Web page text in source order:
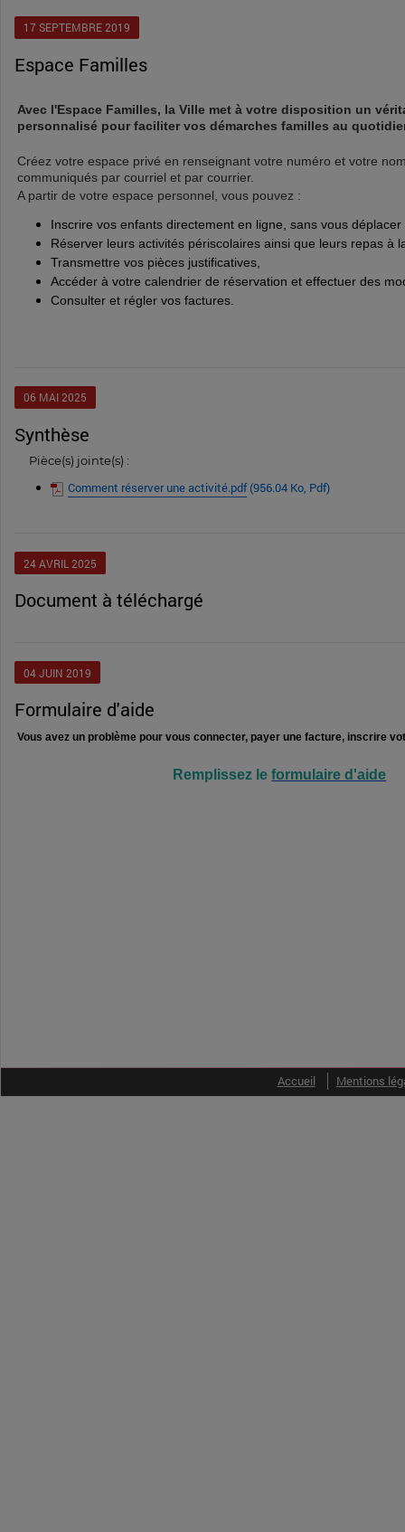
17SEPTEMBRE2019
Espace Familles
Avec l'Espace Familles, la Ville met à votre disposition un
personnalisé pour faciliter vos démarches familles au
Créez votre espace privé en renseignant votre numéro et votre
communiqués par courriel et par courrier.
A partir de votre espace personnel, vous pouvez :
Inscrire vos enfants directement en ligne, sans vous
Réserver leurs activités périscolaires ainsi que leurs repas à
Transmettre vos pièces justificatives,
Accéder à votre calendrier de réservation et effectuer des
Consulter et régler vos factures.
06 MAI2025
synthèse
Pièce(s) jointe(s) :
Comment réserver une activité.pdf (956.04 Ko, Pdf)
24AVRIL 2025
document à téléchargé
04JUIN 2019
Formulaire d'aide
Vous avez un problème pour vous connecter, payer une facture, inscrire
Remplissez leformulaire d'aide
Accueil Mentions